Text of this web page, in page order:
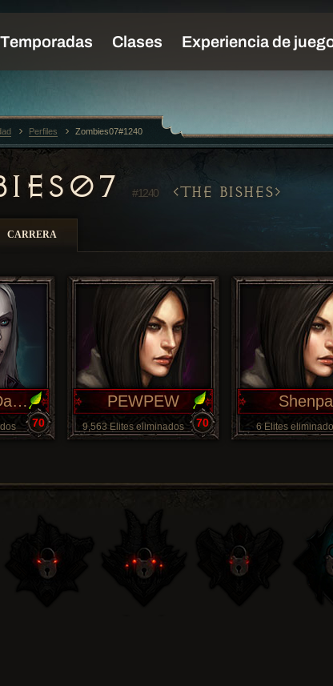
#1240 THE BISHES
CARRERA
BleedMeDaddy
70
PEWPEW
9,563 Elites eliminados 70 6 Elites
Perfiles Zombies07#1240